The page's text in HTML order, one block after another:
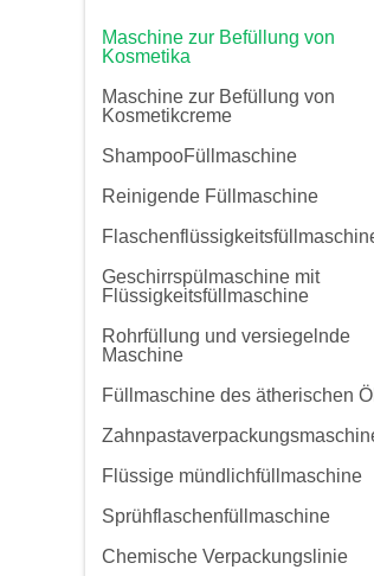
Maschine zur Befüllung von
Kosmetika
Maschine zur Befüllung von
Kosmetikcreme
ShampooFüllmaschine
Reinigende Füllmaschine
Geschirrspülmaschine mit
Flüssigkeitsfüllmaschine
Rohrfüllung und versiegelnde
Maschine
Füllmaschine des ätherischen
Flüssige mündlichfüllmaschine
Sprühflaschenfüllmaschine
Chemische Verpackungslinie